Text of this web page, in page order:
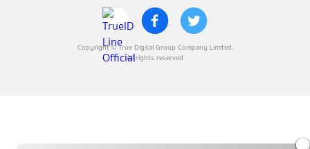
Copyright © True Digital Group Company Limited.
All rights reserved